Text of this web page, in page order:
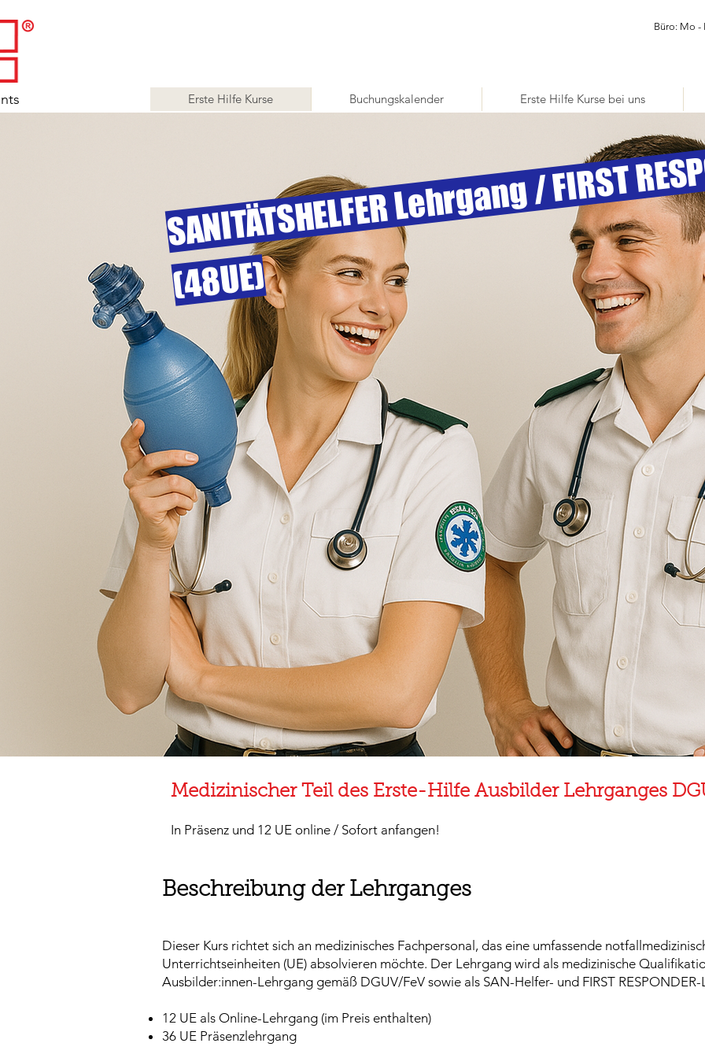
Büro: Mo -
Erste Hilfe Kurse Buchungskalender Erste Hilfe Kurse bei uns
R
g
E)
Medizinischer Teil des Erste-Hilfe Ausbilder Lehrganges
In Präsenz und 12 UE online / Sofort anfangen!
Beschreibung der Lehrganges
Dieser Kurs richtet sich an medizinisches Fachpersonal, das eine umfassende
Unterrichtseinheiten (UE) absolvieren möchte. Der Lehrgang wird als medizinische
Ausbilder:innen-Lehrgang gemäß DGUV/FeV sowie als SAN-Helfer- und FIRST
12 UE als Online-Lehrgang (im Preis enthalten)
36 UE Präsenzlehrgang